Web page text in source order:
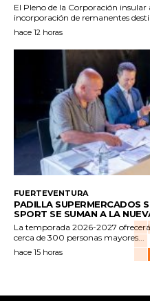
El Pleno de la Corporación
incorporación de remanentes
hace 12 horas
FUERTEVENTURA
PADILLA SUPERMERCADOS
SPORT SE SUMAN A LA
La temporada 2026-2027
cerca de 300 personas mayores...
hace 15 horas